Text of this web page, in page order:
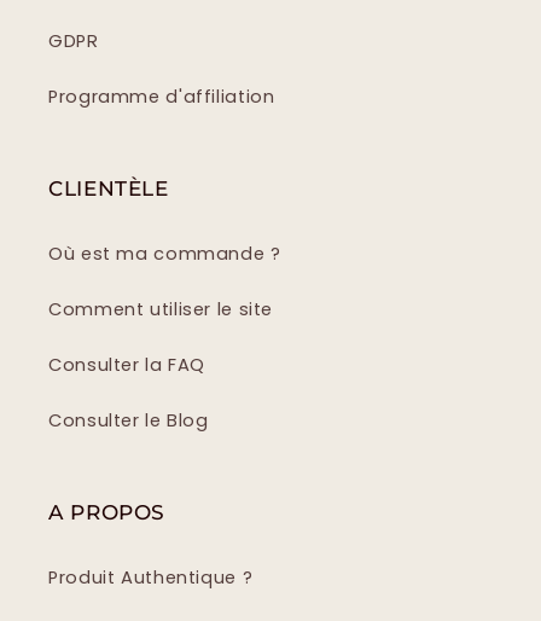
GDPR
Programme d'affiliation
CLIENTÈLE
Où est ma commande ?
Comment utiliser le site
Consulter la FAQ
Consulter le Blog
A PROPOS
Produit Authentique ?